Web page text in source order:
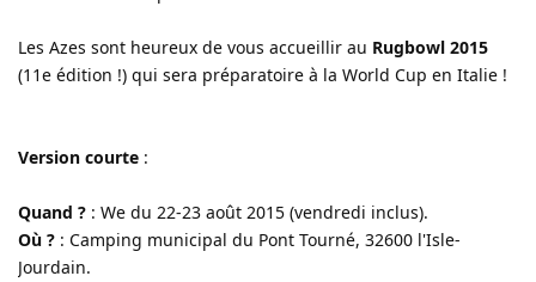
Les Azes sont heureux de vous accueillir au Rugbowl 2015
(11e édition !) qui sera préparatoire à la World Cup en Italie !
Version courte :
Quand ? : We du 22-23 août 2015 (vendredi inclus).
Où ? : Camping municipal du Pont Tourné, 32600 l'Isle-
Jourdain.